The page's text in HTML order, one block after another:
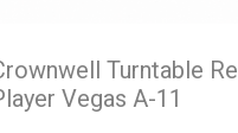
Crownwell Pikap